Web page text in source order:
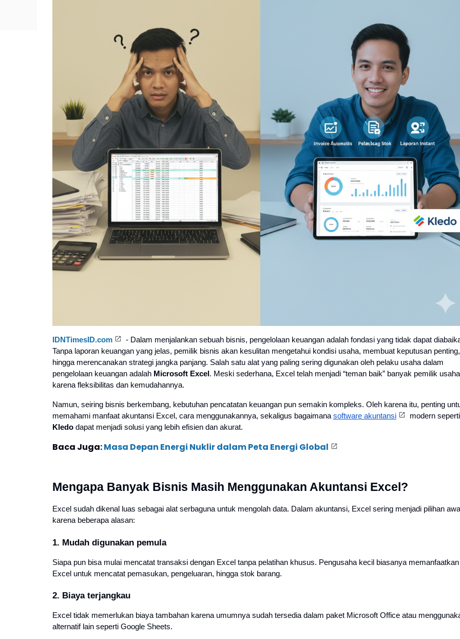
IDNTimesID.com
- Dalam menjalankan sebuah bisnis, pengelolaan keuangan adalah fondasi yang tidak dapat
Tanpa laporan keuangan yang jelas, pemilik bisnis akan kesulitan mengetahui kondisi usaha, membuat keputusan penting,
hingga merencanakan strategi jangka panjang. Salah satu alat yang paling sering digunakan oleh pelaku usaha dalam
pengelolaan keuangan adalah Microsoft Excel . Meski sederhana, Excel telah menjadi “teman baik” banyak pemilik usaha
karena fleksibilitas dan kemudahannya.
Namun, seiring bisnis berkembang, kebutuhan pencatatan keuangan pun semakin kompleks. Oleh karena itu, penting
memahami manfaat akuntansi Excel, cara menggunakannya, sekaligus bagaimana software akuntansi
modern seperti
Kledo dapat menjadi solusi yang lebih efisien dan akurat.
Baca Juga:Masa Depan Energi Nuklir dalam Peta Energi Global
Mengapa Banyak Bisnis Masih Menggunakan Akuntansi Excel?
Excel sudah dikenal luas sebagai alat serbaguna untuk mengolah data. Dalam akuntansi, Excel sering menjadi pilihan
karena beberapa alasan:
1. Mudah digunakan pemula
Siapa pun bisa mulai mencatat transaksi dengan Excel tanpa pelatihan khusus. Pengusaha kecil biasanya memanfaatkan
Excel untuk mencatat pemasukan, pengeluaran, hingga stok barang.
2. Biaya terjangkau
Excel tidak memerlukan biaya tambahan karena umumnya sudah tersedia dalam paket Microsoft Office atau
alternatif lain seperti Google Sheets.